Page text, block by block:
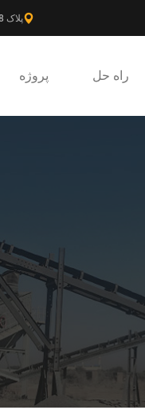
پلاک 1688، جاده شرقی گائوکه، ناحیه جدید پودونگ، شانگهای، چین.
راه حل پروژه